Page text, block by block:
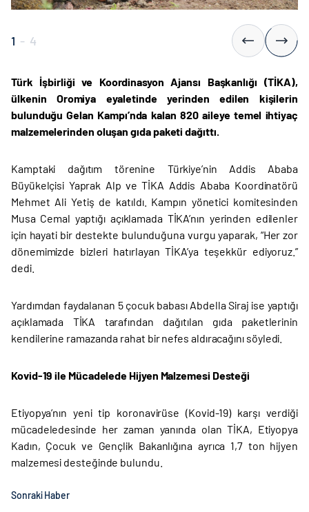
1 - 4
Türk İşbirliği ve Koordinasyon Ajansı Başkanlığı (TİKA),
ülkenin Oromiya eyaletinde yerinden edilen kişilerin
bulunduğu Gelan Kampı’nda kalan 820 aileye temel ihtiyaç
malzemelerinden oluşan gıda paketi dağıttı.
Kamptaki dağıtım törenine Türkiye’nin Addis Ababa
Büyükelçisi Yaprak Alp ve TİKA Addis Ababa Koordinatörü
Mehmet Ali Yetiş de katıldı. Kampın yönetici komitesinden
Musa Cemal yaptığı açıklamada TİKA’nın yerinden edilenler
için hayati bir destekte bulunduğuna vurgu yaparak, “Her zor
dönemimizde bizleri hatırlayan TİKA’ya teşekkür ediyoruz.”
dedi.
Yardımdan faydalanan 5 çocuk babası Abdella Siraj ise yaptığı
açıklamada TİKA tarafından dağıtılan gıda paketlerinin
kendilerine ramazanda rahat bir nefes aldıracağını söyledi.
Kovid-19 ile Mücadelede Hijyen Malzemesi Desteği
Etiyopya’nın yeni tip koronavirüse (Kovid-19) karşı verdiği
mücadeledesinde her zaman yanında olan TİKA, Etiyopya
Kadın, Çocuk ve Gençlik Bakanlığına ayrıca 1,7 ton hijyen
malzemesi desteğinde bulundu.
Sonraki Haber